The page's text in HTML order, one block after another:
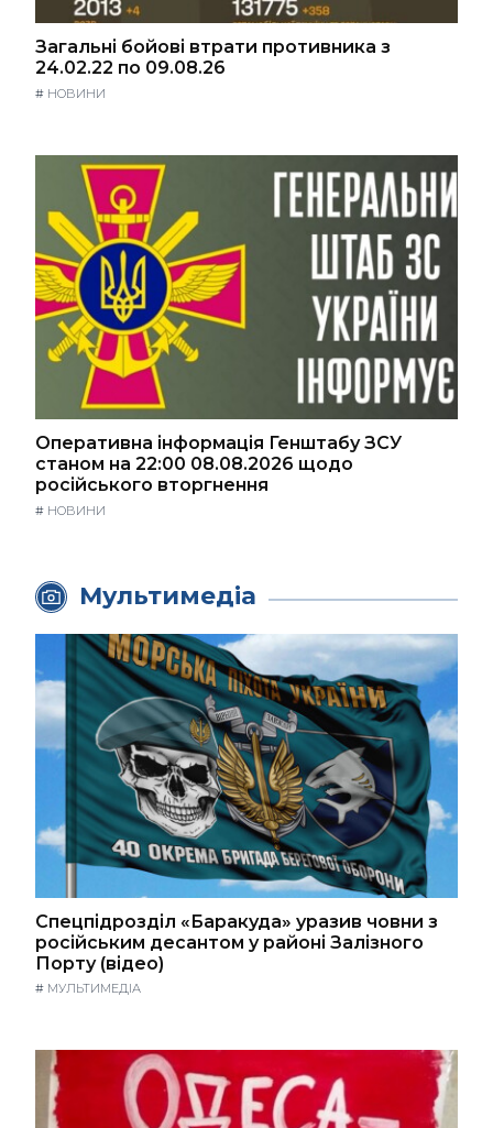
Загальні бойові втрати противника з
24.02.22 по 09.08.26
# НОВИНИ
Оперативна інформація Генштабу ЗСУ
станом на 22:00 08.08.2026 щодо
російського вторгнення
# НОВИНИ
Мультимедіа
Спецпідрозділ «Баракуда» уразив човни з
російським десантом у районі Залізного
Порту (відео)
# МУЛЬТИМЕДІА